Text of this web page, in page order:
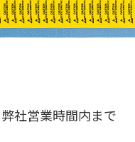
社営業時間内まで